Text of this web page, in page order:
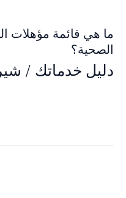
ما هي قائمة مؤهلات
الصحية؟
دليل خدماتك /